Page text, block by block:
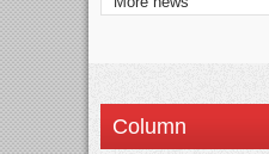
Column